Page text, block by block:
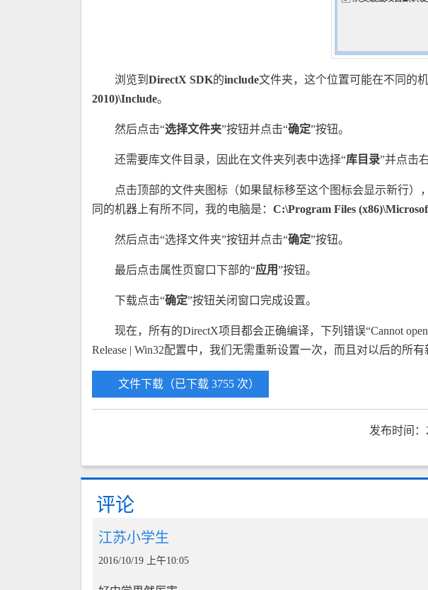
浏览到 DirectX SDK的include文件夹，这个位置可能在不同的
2010)\Include。
然后点击“选择文件夹”按钮并点击“确定”按钮。
还需要库文件目录，因此在文件夹列表中选择“库目录”并点击
点击顶部的文件夹图标（如果鼠标移至这个图标会显示新行）
同的机器上有所不同，我的电脑是： C:\Program Files
然后点击“选择文件夹”按钮并点击“确定”按钮。
最后点击属性页窗口下部的“应用”按钮。
下载点击“确定”按钮关闭窗口完成设置。
现在，所有的DirectX项目都会正确编译，下列错误“Cannot
Release | Win32配置中，我们无需重新设置一次，而且对以后的所
文件下载（已下载 3755 次）
发布时间：
评论
江苏小学生
2016/10/19 上午10:05